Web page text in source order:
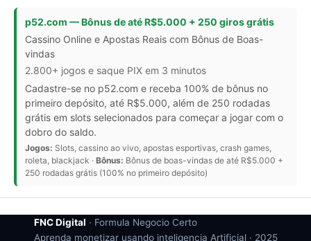
p52.com — Bônus de até R$5.000 + 250 giros grátis
Cassino Online e Apostas Reais com Bônus de Boas-
vindas
2.800+ jogos e saque PIX em 3 minutos
Cadastre-se no p52.com e receba 100% de bônus no
primeiro depósito, até R$5.000, além de 250 rodadas
grátis em slots selecionados para começar a jogar com o
dobro do saldo.
Jogos: Slots, cassino ao vivo, apostas esportivas, crash games,
roleta, blackjack · Bônus: Bônus de boas-vindas de até R$5.000 +
250 rodadas grátis (100% no primeiro depósito)
FNC Digital · Formula Negocio Certo
Aprenda monetizar usando inteligencia Artificial · 2025